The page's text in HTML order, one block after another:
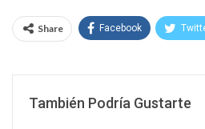
Share Facebook
También Podría Gustarte